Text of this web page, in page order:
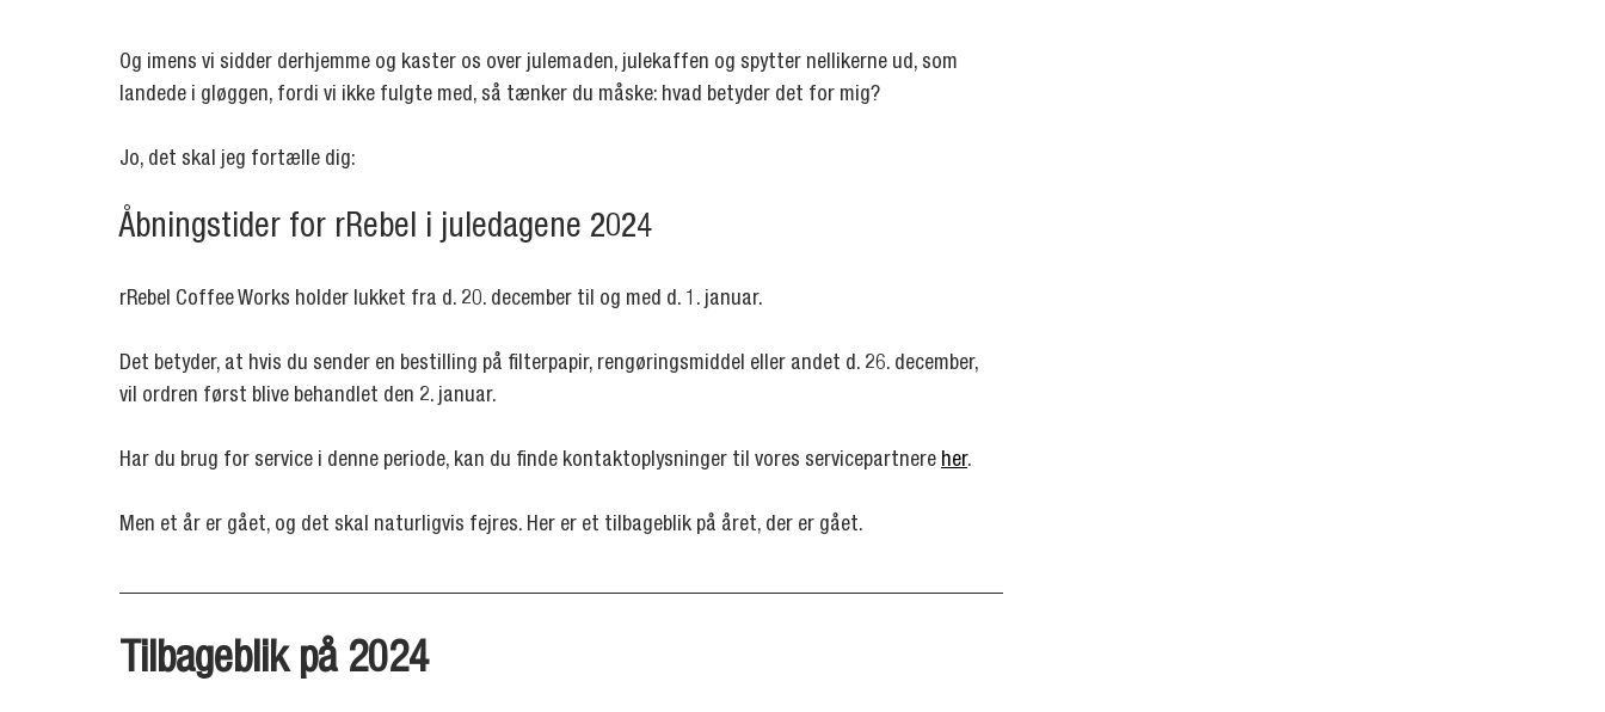
Og imens vi sidder derhjemme og kaster os over julemaden, julekaffen og spytter nellikerne ud, som
landede i gløggen, fordi vi ikke fulgte med, så tænker du måske: hvad betyder det for mig?
Jo, det skal jeg fortælle dig:
Åbningstider for rRebel i juledagene 2024
rRebel Coffee Works holder lukket fra d. 20. december til og med d. 1. januar.
Det betyder, at hvis du sender en bestilling på filterpapir, rengøringsmiddel eller andet d. 26. december,
vil ordren først blive behandlet den 2. januar.
Har du brug for service i denne periode, kan du finde kontaktoplysninger til vores servicepartnere her.
Men et år er gået, og det skal naturligvis fejres. Her er et tilbageblik på året, der er gået.
Tilbageblik på 2024